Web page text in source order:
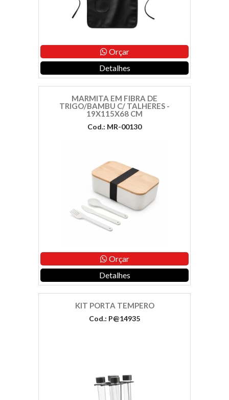
Orçar
Detalhes
MARMITA EM FIBRA DE
TRIGO/BAMBU C/ TALHERES -
19X115X68 CM
Cod.: MR-00130
Orçar
Detalhes
KIT PORTA TEMPERO
Cod.: P@14935